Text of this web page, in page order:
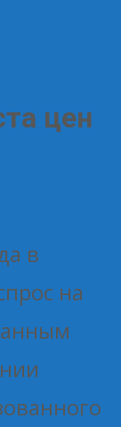
цен
в
на